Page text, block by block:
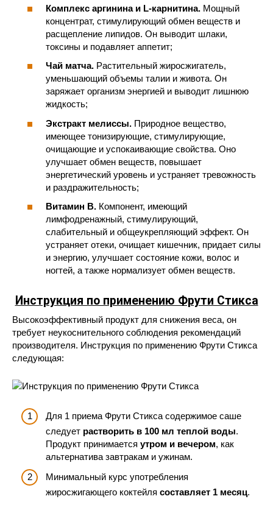
Комплекс аргинина и L-карнитина. Мощный
концентрат, стимулирующий обмен веществ и
расщепление липидов. Он выводит шлаки,
токсины и подавляет аппетит;
Чай матча. Растительный жиросжигатель,
уменьшающий объемы талии и живота. Он
заряжает организм энергией и выводит лишнюю
жидкость;
Экстракт мелиссы. Природное вещество,
имеющее тонизирующие, стимулирующие,
очищающие и успокаивающие свойства. Оно
улучшает обмен веществ, повышает
энергетический уровень и устраняет тревожность
и раздражительность;
Витамин B. Компонент, имеющий
лимфодренажный, стимулирующий,
слабительный и общеукрепляющий эффект. Он
устраняет отеки, очищает кишечник, придает силы
и энергию, улучшает состояние кожи, волос и
ногтей, а также нормализует обмен веществ.
Инструкция по применению Фрути Стикса
Высокоэффективный продукт для снижения веса, он
требует неукоснительного соблюдения рекомендаций
производителя. Инструкция по применению Фрути Стикса
следующая:
Для 1 приема Фрути Стикса содержимое саше
следует растворить в 100 мл теплой воды.
Продукт принимается утром и вечером, как
альтернатива завтракам и ужинам.
Минимальный курс употребления
жиросжигающего коктейля составляет 1 месяц.